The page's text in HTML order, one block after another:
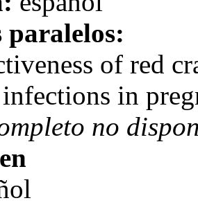
of red
in
no